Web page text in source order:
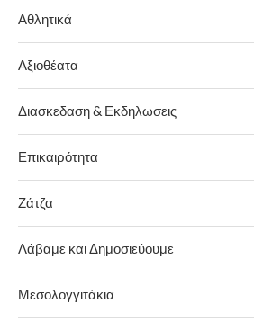
Αθλητικά
Αξιοθέατα
Διασκεδαση & Εκδηλωσεις
Επικαιρότητα
Ζάτζα
Λάβαμε και Δημοσιεύουμε
Μεσολογγιτάκια